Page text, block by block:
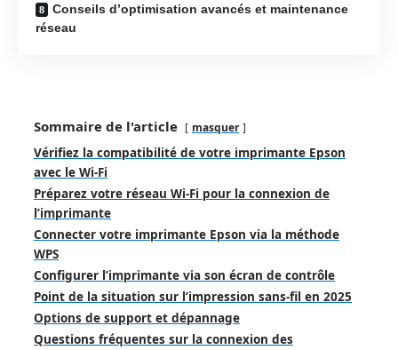
Conseils d’optimisation avancés et maintenance
réseau
Sommaire de l'article masquer
Vérifiez la compatibilité de votre imprimante Epson
avec le Wi-Fi
Préparez votre réseau Wi-Fi pour la connexion de
l’imprimante
Connecter votre imprimante Epson via la méthode
WPS
Configurer l’imprimante via son écran de contrôle
Point de la situation sur l’impression sans-fil en 2025
Options de support et dépannage
Questions fréquentes sur la connexion des